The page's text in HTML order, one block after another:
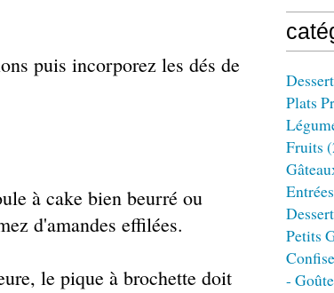
puis incorporez les dés de
à cake bien beurré ou
d'amandes effilées.
le pique à brochette doit
Plats
Fruits
Petits
-